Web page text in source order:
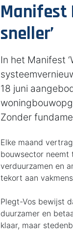
Manifest
sneller’
In het Manifest
18 juni
Zonder
Elke maand
bouwsector neemt
verduurzamen en
tekort aan
Plegt-Vos bewijst
duurzamer en
klaar, maar